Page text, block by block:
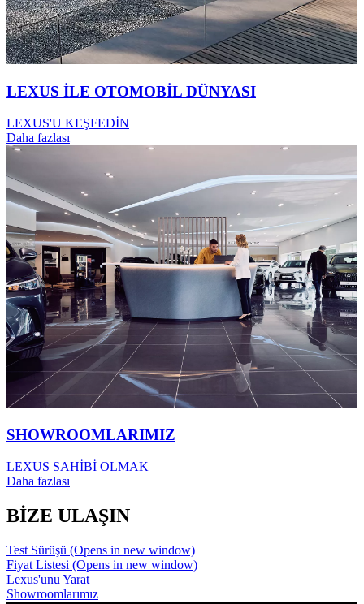
LEXUS İLE OTOMOBİL DÜNYASI
LEXUS'U KEŞFEDİN
Daha fazlası
SHOWROOMLARIMIZ
LEXUS SAHİBİ OLMAK
Daha fazlası
BİZE ULAŞIN
Test Sürüşü (Opens in new window)
Fiyat Listesi (Opens in new window)
Lexus'unu Yarat
Showroomlarımız